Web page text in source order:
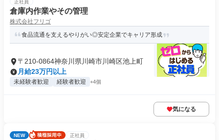
正社員
倉庫内作業やその管理
株式会社フリゴ
食品流通を支えるやりがい◎安定企業でキャリア形成
〒210-0864神奈川県川崎市川崎区池上町
月給23万円以上
未経験者歓迎 経験者歓迎 +4個
気になる
NEW 正社員